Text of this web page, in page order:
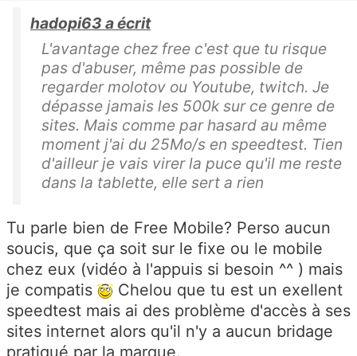
hadopi63 a écrit
L'avantage chez free c'est que tu risque
pas d'abuser, même pas possible de
regarder molotov ou Youtube, twitch. Je
dépasse jamais les 500k sur ce genre de
sites. Mais comme par hasard au même
moment j'ai du 25Mo/s en speedtest. Tien
d'ailleur je vais virer la puce qu'il me reste
dans la tablette, elle sert a rien
Tu parle bien de Free Mobile? Perso aucun
soucis, que ça soit sur le fixe ou le mobile
chez eux (vidéo à l'appuis si besoin ^^ ) mais
je compatis
Chelou que tu est un exellent
speedtest mais ai des problème d'accès à ses
sites internet alors qu'il n'y a aucun bridage